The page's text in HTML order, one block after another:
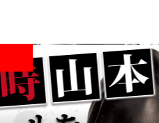
PA新海物語